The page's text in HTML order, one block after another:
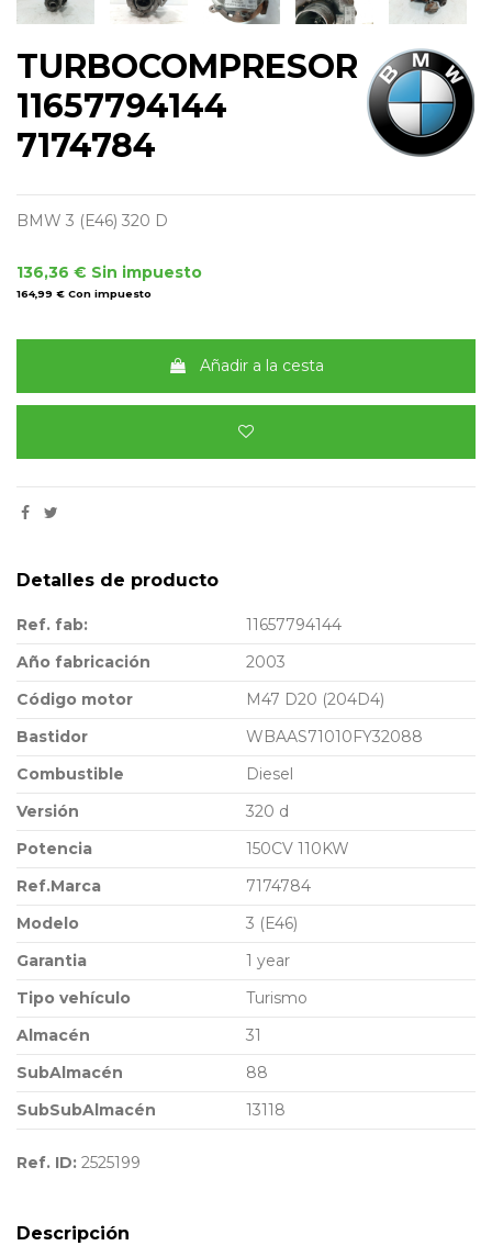
TURBOCOMPRESOR
11657794144
7174784
BMW 3 (E46) 320 D
136,36 € Sin impuesto
164,99 € Con impuesto
Añadir a la cesta
Detalles de producto
Ref. fab:
11657794144
Año fabricación
2003
Código motor
M47 D20 (204D4)
Bastidor
WBAAS71010FY32088
Combustible
Diesel
Versión
320 d
Potencia
150CV 110KW
Ref.Marca
7174784
Modelo
3 (E46)
Garantia
1 year
Tipo vehículo
Turismo
Almacén
31
SubAlmacén
88
SubSubAlmacén
13118
Ref. ID: 2525199
Descripción